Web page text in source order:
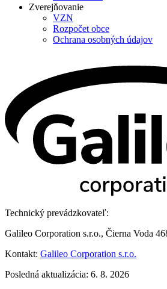
Zverejňovanie
VZN
Rozpočet obce
Ochrana osobných údajov
Technický prevádzkovateľ:
Galileo Corporation s.r.o., Čierna Voda
Kontakt: Galileo Corporation s.r.o.
Posledná aktualizácia: 6. 8. 2026